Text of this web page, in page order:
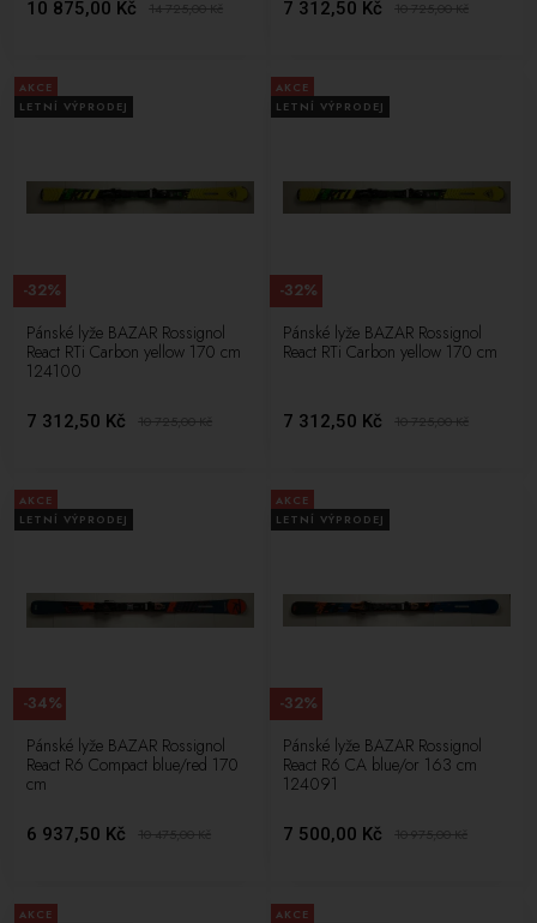
10 875,00 Kč 14 725,00Kč 7 312,50 Kč 10 725,00Kč
AKCE
LETNÍ VÝPRODEJ
Pánské lyže BAZAR Rossignol
React RTi Carbon yellow 170 cm
124100
7 312,50 Kč 10 725,00Kč
-32%
AKCE
LETNÍ VÝPRODEJ
Pánské lyže BAZAR Rossignol
React RTi Carbon yellow 170 cm
7 312,50 Kč 10 725,00Kč
-32%
AKCE
LETNÍ VÝPRODEJ
Pánské lyže BAZAR Rossignol
React R6 Compact blue/red 170
cm
6 937,50 Kč 10 475,00Kč
-34%
AKCE
LETNÍ VÝPRODEJ
Pánské lyže BAZAR Rossignol
React R6 CA blue/or 163 cm
124091
7 500,00 Kč 10 975,00Kč
-32%
AKCE
AKCE